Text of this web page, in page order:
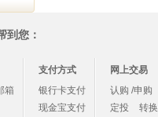
到您：
箱
支付方式
银行卡支付
现金宝支付
网上交易
认购 /申购
定投
转换